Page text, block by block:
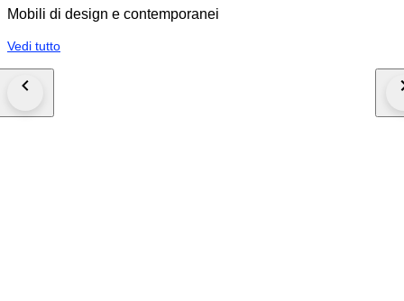
Mobili di design e contemporanei
Vedi tutto